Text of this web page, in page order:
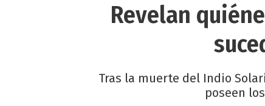
Revelan
Tras la muerte del Indio
poseen